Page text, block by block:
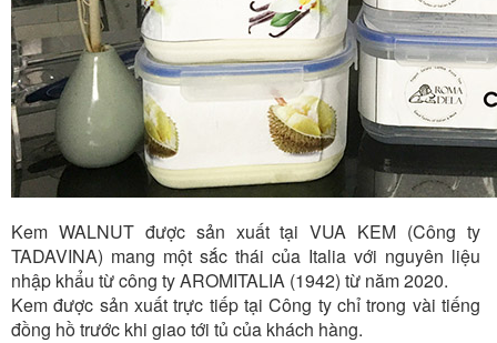
Kem WALNUT được sản xuất tại VUA KEM (Công ty
TADAVINA) mang một sắc thái của Italia với nguyên liệu
nhập khẩu từ công ty AROMITALIA (1942) từ năm 2020.
Kem được sản xuất trực tiếp tại Công ty chỉ trong vài tiếng
đồng hồ trước khi giao tới tủ của khách hàng.